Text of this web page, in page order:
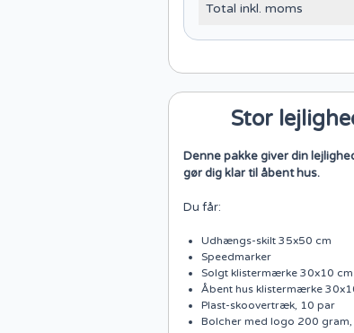
Total inkl. moms
Stor
Denne pakke giver din
gør dig klar til åbent hus.
Du får:
Udhængs-skilt 35x50 cm
Speedmarker
Solgt klistermærke 30x10 cm
Åbent hus klistermærke
Plast-skoovertræk, 10 par
Bolcher med logo 200